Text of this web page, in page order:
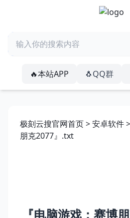
🔥本站APP 🐧QQ群
极刻云搜官网首页>安卓软件
朋克2077』.txt
『电脑游戏：赛博